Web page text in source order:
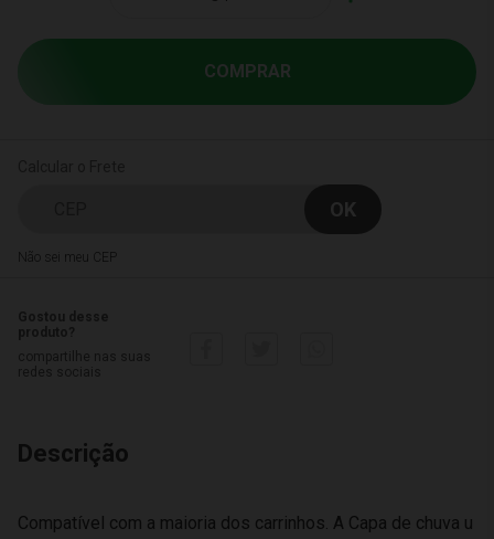
COMPRAR
Não sei meu CEP
Descrição
Compatível com a maioria dos carrinhos. A Capa de chuva u